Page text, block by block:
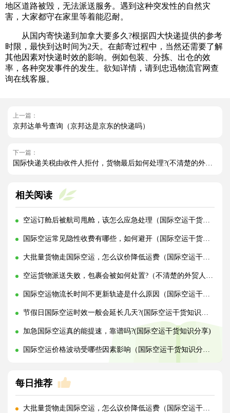
地区道路被毁，无法派送服务。遇到这种突发性的自然灾
害，大家都守在家里等着能忍耐。
从国内寄快递到加拿大要多久?根据四大快递提供的参考
时限，最快到达时间为2天。在邮寄过程中，当然还需要了解
其他因素对快递时效的影响。例如包装、分拣、出仓的效
率，各种突发事件的发生。欲知详情，请到忠迅物流官网查
询在线客服。
上一篇：
京邦达单号查询（京邦达是京东的快递吗）
下一篇：
相关阅读
空运订舱后被航司甩舱，该怎么应急处理（国际空运干货知识分享）
国际空运常见隐性收费有哪些，如何避开（国际空运干货知识分享）
大批量货物走国际空运，怎么议价降低运费（国际空运干货知识分享）
空运货物派送失败，包裹会被如何处置?（不清楚的外贸人看过来）
国际空运物流长时间不更新轨迹是什么原因（国际空运干货知识分享）
节假日国际空运时效一般会延长几天?(国际空运干货知识分享)
加急国际空运真的能提速，靠谱吗?(国际空运干货知识分享)
国际空运价格波动受哪些因素影响（国际空运干货知识分享）
每日推荐
大批量货物走国际空运，怎么议价降低运费（国际空运干货知识分享）